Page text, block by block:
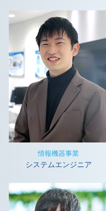
情報機器事業
システムエンジニア